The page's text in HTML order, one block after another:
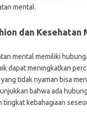
mental.
dan Kesehatan
mental memiliki
dapat meningkatkan
tidak nyaman bisa
bahwa ada
tingkat kebahagiaan